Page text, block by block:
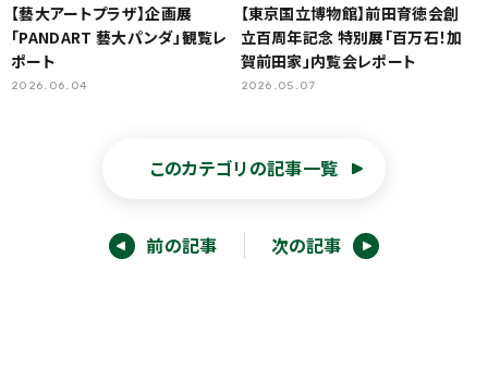
【藝大アートプラザ】企画展
「PANDART 藝大パンダ」観覧レ
ポート
2026.06.04
【東京国立博物館】前田育徳会創
立百周年記念 特別展「百万石！加
賀前田家」内覧会レポート
2026.05.07
前の記事
このカテゴリの記事一覧
次の記事